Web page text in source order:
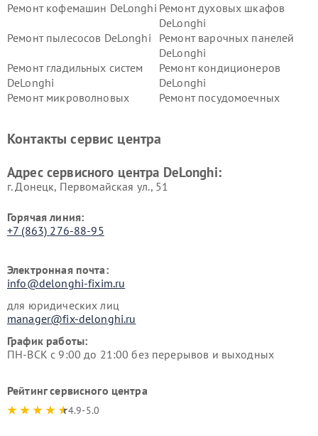
Ремонт кофемашин DeLonghi Ремонт духовых шкафов
DeLonghi
Ремонт пылесосов DeLonghi
Ремонт варочных панелей
DeLonghi
Ремонт гладильных систем
DeLonghi
Ремонт кондиционеров
DeLonghi
Ремонт микроволновых
Ремонт посудомоечных
DeLonghi
DeLonghi
Контакты сервис центра
Адрес сервисного центра DeLonghi:
г. Донецк, Первомайская ул., 51
Горячая линия:
+7 (863) 276-88-95
Электронная почта:
info@delonghi-fixim.ru
для юридических лиц
manager@fix-delonghi.ru
График работы:
ПН-ВСК с 9:00 до 21:00 без перерывов и выходных
Рейтинг сервисного центра
4.9-5.0